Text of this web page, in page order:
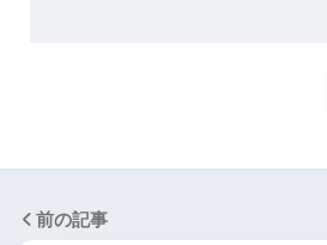
前の記事